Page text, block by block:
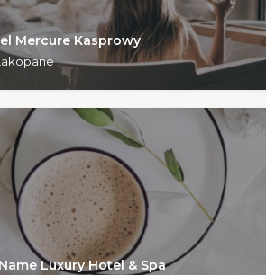
Mercure Kasprowy
Luxury Hotel & Spa